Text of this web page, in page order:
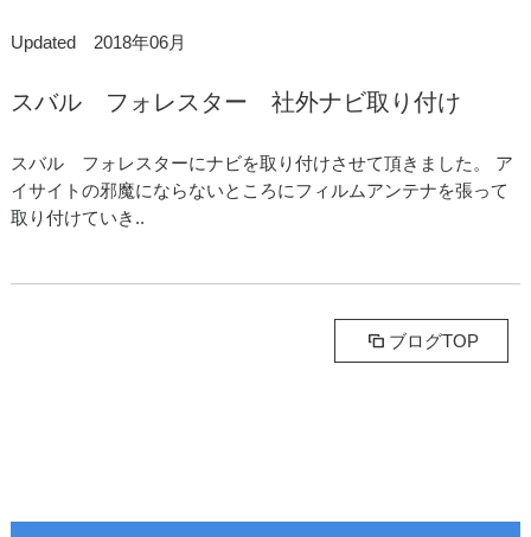
Updated 2018年06月
スバル フォレスター 社外ナビ取り付け
スバル フォレスターにナビを取り付けさせて頂きました。 ア
イサイトの邪魔にならないところにフィルムアンテナを張って
取り付けていき..
ブログTOP